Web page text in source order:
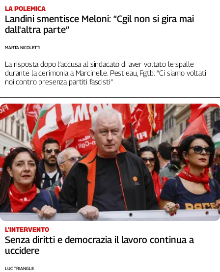
Lombardia
Marche
Sardegna
Sicilia
Trentino
Umbria
Valle
D'Aosta
Veneto
Archivio
Storico
1955-
2014
Contatti
LA POLEMICA
Landini smentisce Meloni: “Cgil non si gira mai
dall'altra parte”
La risposta dopo l’accusa al sindacato di aver voltato le spalle
durante la cerimonia a Marcinelle. Pestieau, Fgtb: “Ci siamo voltati
noi contro presenza partiti fascisti”
MARTA NICOLETTI
L'INTERVENTO
Senza diritti e democrazia il lavoro continua a
uccidere
LUC TRIANGLE